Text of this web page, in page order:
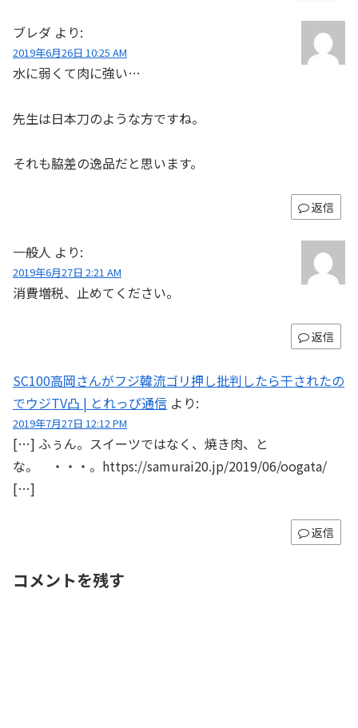
ブレダ より:
2019年6月26日 10:25 AM
水に弱くて肉に強い…
先生は日本刀のような方ですね。
それも脇差の逸品だと思います。
返信
一般人 より:
2019年6月27日 2:21 AM
消費増税、止めてください。
返信
SC100高岡さんがフジ韓流ゴリ押し批判したら干されたの
でウジTV凸 | とれっぴ通信 より:
2019年7月27日 12:12 PM
[…] ふぅん。スイーツではなく、焼き肉、と
な。 ・・・。https://samurai20.jp/2019/06/oogata/
[…]
返信
コメントを残す